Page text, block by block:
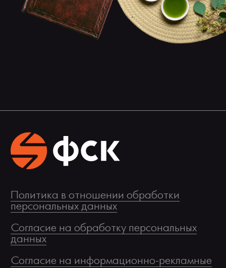
Политика в отношении обработки
персональных данных
Согласие на обработку персональных
данных
Согласие на информационно-рекламные